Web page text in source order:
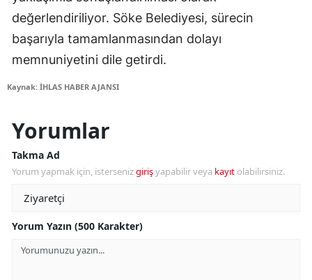
değerlendiriliyor. Söke Belediyesi, sürecin
başarıyla tamamlanmasından dolayı
memnuniyetini dile getirdi.
Kaynak: İHLAS HABER AJANSI
Yorumlar
Takma Ad
Yorum yapmak için, istersenizgirişyapabilir veya kayıt olabilirsiniz.
Yorum Yazın (500 Karakter)